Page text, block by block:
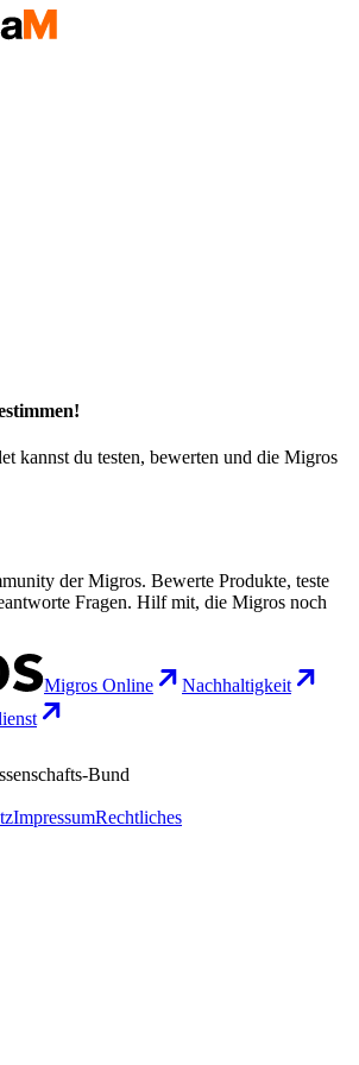
kannst du testen, bewerten und die Migros
der Migros. Bewerte Produkte, teste
Fragen. Hilf mit, die Migros noch
Migros Online
Nachhaltigkeit
Bund
ImpressumRechtliches